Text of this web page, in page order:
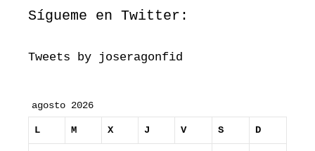
Sígueme en Twitter:
Tweets by joseragonfid
agosto 2026
L M X J V S D